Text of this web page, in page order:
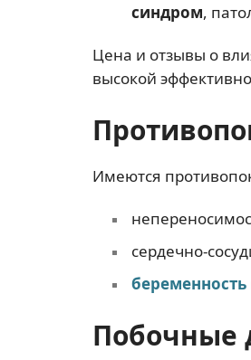
синдром,
Цена и отзывы о
высокой
Имеются
сердечно-
беременность
Побочные